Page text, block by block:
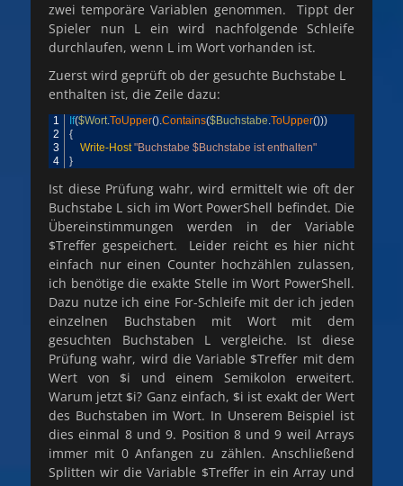
zwei temporäre Variablen genommen. Tippt der
Spieler nun L ein wird nachfolgende Schleife
durchlaufen, wenn L im Wort vorhanden ist.
Zuerst wird geprüft ob der gesuchte Buchstabe L
enthalten ist, die Zeile dazu:
1
2
3
4
If($Wort.ToUpper().Contains($Buchstabe.ToUpper()))
{
Write-Host "Buchstabe $Buchstabe ist enthalten"
}
Ist diese Prüfung wahr, wird ermittelt wie oft der
Buchstabe L sich im Wort PowerShell befindet. Die
Übereinstimmungen werden in der Variable
$Treffer gespeichert. Leider reicht es hier nicht
einfach nur einen Counter hochzählen zulassen,
ich benötige die exakte Stelle im Wort PowerShell.
Dazu nutze ich eine For-Schleife mit der ich jeden
einzelnen Buchstaben mit Wort mit dem
gesuchten Buchstaben L vergleiche. Ist diese
Prüfung wahr, wird die Variable $Treffer mit dem
Wert von $i und einem Semikolon erweitert.
Warum jetzt $i? Ganz einfach, $i ist exakt der Wert
des Buchstaben im Wort. In Unserem Beispiel ist
dies einmal 8 und 9. Position 8 und 9 weil Arrays
immer mit 0 Anfangen zu zählen. Anschließend
Splitten wir die Variable $Treffer in ein Array und